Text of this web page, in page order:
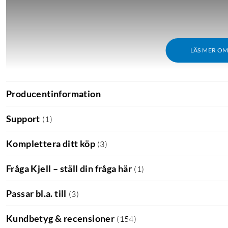
LÄS MER
Producentinformation
Support (1 )
Komplettera ditt köp (3)
Fråga Kjell – ställ din fråga här ( 1 )
Passar bl.a. till (3)
Kundbetyg & recensioner ( 154)